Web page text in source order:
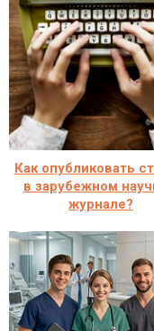
Как опубликовать
в зарубежном
журнале?